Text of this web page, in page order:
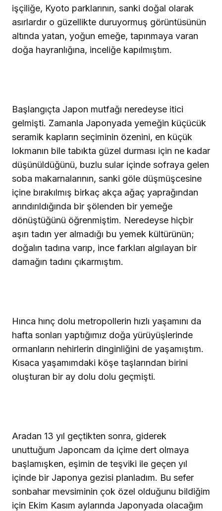
işçiliğe, Kyoto parklarının, sanki doğal olarak
asırlardır o güzellikte duruyormuş görüntüsünün
altında yatan, yoğun emeğe, tapınmaya varan
doğa hayranlığına, inceliğe kapılmıştım.
Başlangıçta Japon mutfağı neredeyse itici
gelmişti. Zamanla Japonyada yemeğin küçücük
seramik kapların seçiminin özenini, en küçük
lokmanın bile tabıkta güzel durması için ne kadar
düşünüldüğünü, buzlu sular içinde sofraya gelen
soba makarnalarının, sanki göle düşmüşcesine
içine bırakılmış birkaç akça ağaç yaprağından
arındırıldığında bir şölenden bir yemeğe
dönüştüğünü öğrenmiştim. Neredeyse hiçbir
aşırı tadın yer almadığı bu yemek kültürünün;
doğalın tadına varıp, ince farkları algılayan bir
damağın tadını çıkarmıştım.
Hınca hınç dolu metropollerin hızlı yaşamını da
hafta sonları yaptığımız doğa yürüyüşlerinde
ormanların nehirlerin dinginliğini de yaşamıştım.
Kısaca yaşamımdaki köşe taşlarından birini
oluşturan bir ay dolu dolu geçmişti.
Aradan 13 yıl geçtikten sonra, giderek
unuttuğum Japoncam da içime dert olmaya
başlamışken, eşimin de teşviki ile geçen yıl
içinde bir Japonya gezisi planladım. Bu sefer
sonbahar mevsiminin çok özel olduğunu bildiğim
için Ekim Kasım aylarında Japonyada olacağım